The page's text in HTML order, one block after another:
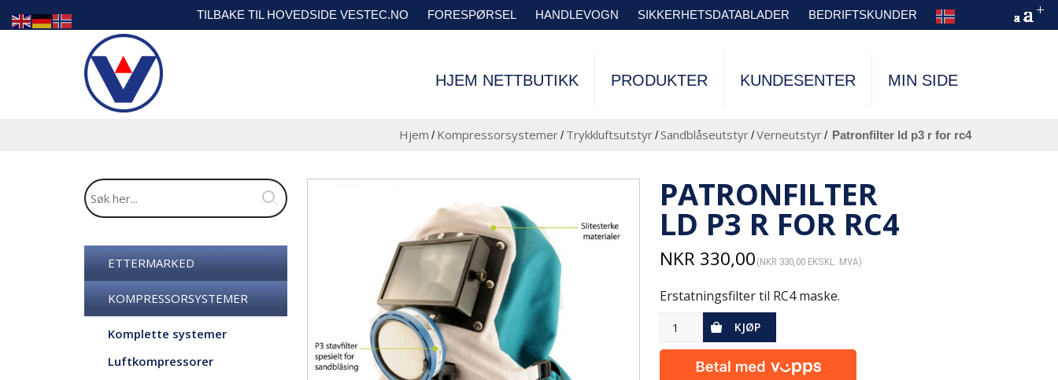
TILBAKE TIL HOVEDSIDE VESTEC.NO FORESPØRSEL HANDLEVOGN SIKKERHETSDATABLADER BEDRIFTSKUNDER
HJEM NETTBUTIKK PRODUKTER KUNDESENTER MIN SIDE
Hjem / Kompressorsystemer/ Trykkluftsutstyr/Sandblåseutstyr/Verneutstyr/ patronfilter ld p3 r for rc4
ETTERMARKED
KOMPRESSORSYSTEMER
Komplette systemer
Luftkompressorer
PATRONFILTER
LD P3 R FOR RC4
NKR 330,00 (NKR 330,00 EKSKL. MVA)
Erstatningsfilter til RC4 maske.
KJØP